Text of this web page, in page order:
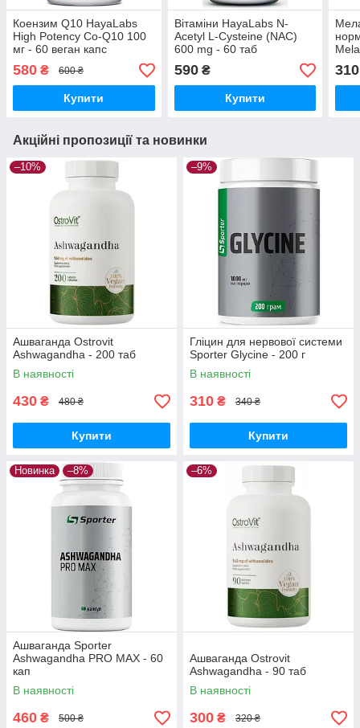
Коензим Q10 HayaLabs
High Potency Co-Q10 100
мг - 60 веган капс
580 ₴ 600 ₴
Купити
Вітаміни HayaLabs N-
Acetyl L-Cysteine (NAC)
600 mg - 60 таб
590₴
Купити
310
Акційні пропозиції та новинки
–10%
Ашваганда Ostrovit
Ashwagandha - 200 таб
В наявності
430 ₴ 480 ₴
Купити
–9%
Гліцин для нервової системи
Sporter Glycine - 200 г
В наявності
310 ₴ 340 ₴
Купити
Новинка –8%
Ашваганда Sporter
Ashwagandha PRO MAX - 60
кап
В наявності
460 ₴ 500 ₴
–6%
Ашваганда Ostrovit
Ashwagandha - 90 таб
В наявності
300 ₴ 320 ₴